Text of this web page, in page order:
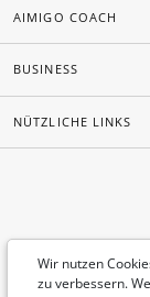
Wir nutzen
zu verbessern.
AIMIGO COACH
BUSINESS
NÜTZLICHE LINKS